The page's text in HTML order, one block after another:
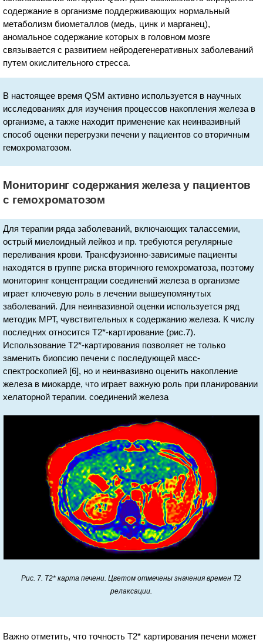
содержание в организме поддерживающих нормальный
метаболизм биометаллов (медь, цинк и марганец),
аномальное содержание которых в головном мозге
связывается с развитием нейродегенеративных заболеваний
путем окислительного стресса.
В настоящее время QSM активно используется в научных
исследованиях для изучения процессов накопления железа в
организме, а также находит применение как неинвазивный
способ оценки перегрузки печени у пациентов со вторичным
гемохроматозом.
Мониторинг содержания железа у пациентов
с гемохроматозом
Для терапии ряда заболеваний, включающих талассемии,
острый миелоидный лейкоз и пр. требуются регулярные
переливания крови. Трансфузионно-зависимые пациенты
находятся в группе риска вторичного гемохроматоза, поэтому
мониторинг концентрации соединений железа в организме
играет ключевую роль в лечении вышеупомянутых
заболеваний. Для неинвазивной оценки используется ряд
методик МРТ, чувствительных к содержанию железа. К числу
последних относится T2*-картирование (рис.7).
Использование T2*-картирования позволяет не только
заменить биопсию печени с последующей масс-
спектроскопией [6], но и неинвазивно оценить накопление
железа в миокарде, что играет важную роль при планировании
хелаторной терапии. соединений железа
Рис. 7. T2* карта печени. Цветом отмечены значения времен T2
релаксации.
Важно отметить, что точность T2* картирования печени может